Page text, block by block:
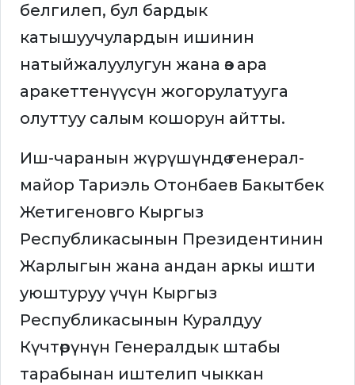
белгилеп, бул бардык
катышуучулардын ишинин
натыйжалуулугун жана өз ара
аракеттенүүсүн жогорулатууга
олуттуу салым кошорун айтты.
Иш-чаранын жүрүшүндө генерал-
майор Тариэль Отонбаев Бакытбек
Жетигеновго Кыргыз
Республикасынын Президентинин
Жарлыгын жана андан аркы ишти
уюштуруу үчүн Кыргыз
Республикасынын Куралдуу
Күчтөрүнүн Генералдык штабы
тарабынан иштелип чыккан